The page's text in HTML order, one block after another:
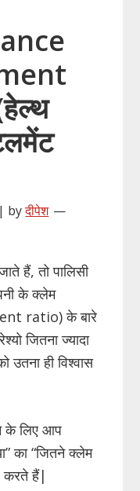
| byदीपेश
हैं, तो पालिसी
के क्लेम
ratio) के बारे
जितना ज्यादा
ही विश्वास
के लिए आप
का “जितने क्लेम
करते हैं|